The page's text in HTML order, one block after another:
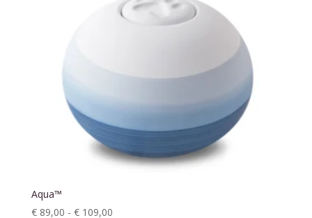
Aqua™
€89,00 - €109,00Prijsklasse: